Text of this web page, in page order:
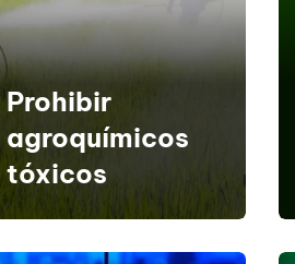
Prohibir
agroquímicos
tóxicos